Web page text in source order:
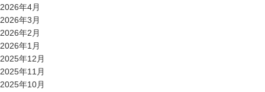
2026年4月
2026年3月
2026年2月
2026年1月
2025年12月
2025年11月
2025年10月